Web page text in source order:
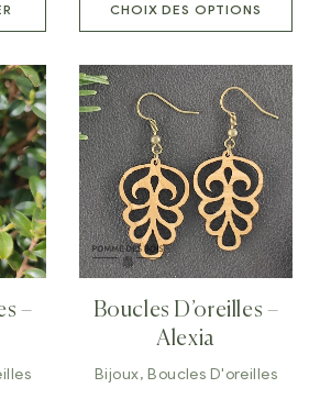
CHOIX DES OPTIONS
–
Boucles D’oreilles –
Alexia
Bijoux,Boucles D'oreilles